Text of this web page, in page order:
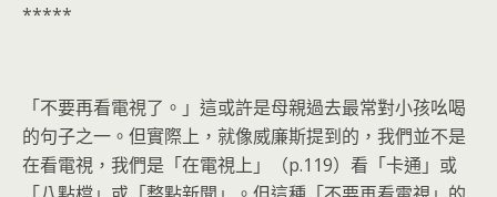
*****
「不要再看電視了。」這或許是母親過去最常對小孩吆喝
的句子之一。但實際上，就像威廉斯提到的，我們並不是
在看電視，我們是「在電視上」（p.119）看「卡通」或